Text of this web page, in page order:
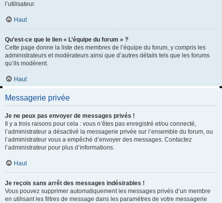
l’utilisateur.
Haut
Qu’est-ce que le lien « L’équipe du forum » ?
Cette page donne la liste des membres de l’équipe du forum, y compris les
administrateurs et modérateurs ainsi que d’autres détails tels que les forums
qu’ils modèrent.
Haut
Messagerie privée
Je ne peux pas envoyer de messages privés !
Il y a trois raisons pour cela : vous n’êtes pas enregistré et/ou connecté,
l’administrateur a désactivé la messagerie privée sur l’ensemble du forum, ou
l’administrateur vous a empêché d’envoyer des messages. Contactez
l’administrateur pour plus d’informations.
Haut
Je reçois sans arrêt des messages indésirables !
Vous pouvez supprimer automatiquement les messages privés d’un membre
en utilisant les filtres de message dans les paramètres de votre messagerie